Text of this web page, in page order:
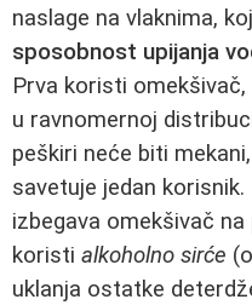
naslage na vlaknima,
sposobnost upijanja
Prva koristi
u ravnomernoj
peškiri neće biti
savetuje jedan
izbegava omekšivač
koristi alkoholno sirće
uklanja ostatke